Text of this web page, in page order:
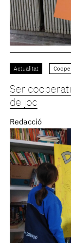
Actualitat
Ser
de joc
Redacció